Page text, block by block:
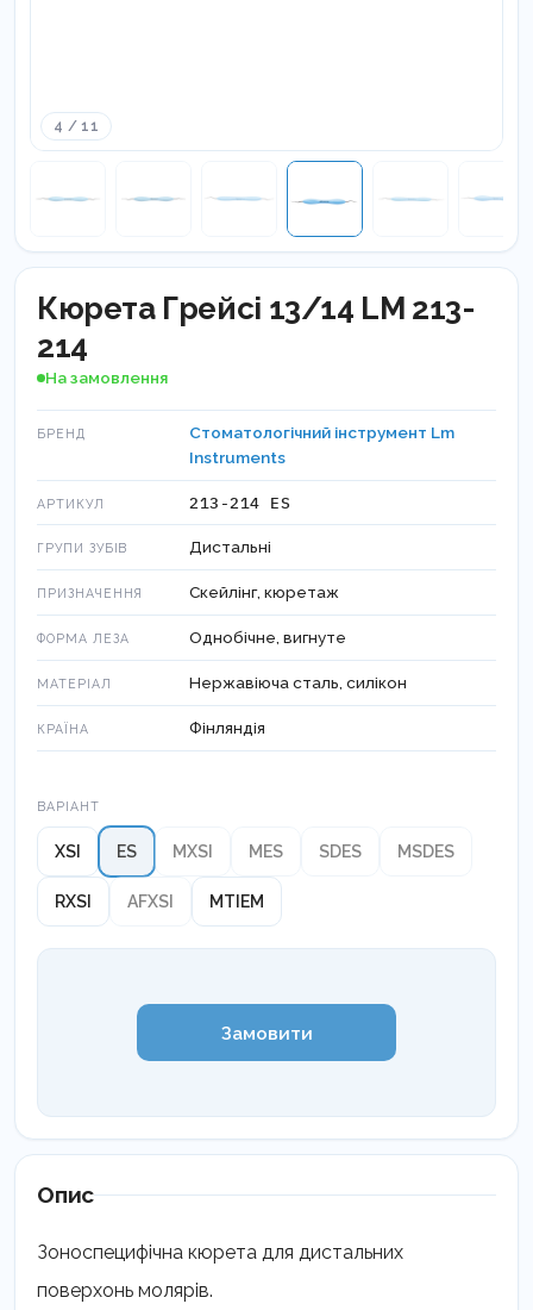
4 / 11
Кюрета Грейсі 13/14 LM 213-
214
На замовлення
БРЕНД
Стоматологічний інструмент Lm
Instruments
АРТИКУЛ 213-214 ES
ГРУПИ ЗУБІВ Дистальні
ПРИЗНАЧЕННЯ Скейлінг, кюретаж
ФОРМА ЛЕЗА Однобічне, вигнуте
МАТЕРІАЛ Нержавіюча сталь, силікон
КРАЇНА Фінляндія
ВАРІАНТ
XSI ES MXSI MES SDES MSDES
RXSI AFXSI MTIEM
Замовити
Опис
Зоноспецифічна кюрета для дистальних
поверхонь молярів.